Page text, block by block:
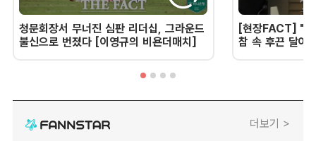
청문회장서 무너진 심판 리더십, 그라운드
불신으로 번졌다 [이영규의 비욘더매치]
[현장FACT] "한
참 속 후끈 달아
더보기 >